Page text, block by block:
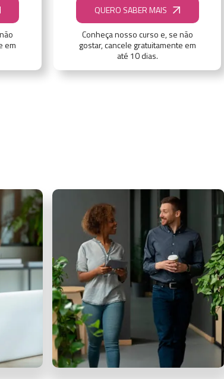
em
QUERO SABER MAIS
Conheça nosso curso e, se não
gostar, cancele gratuitamente em
até 10 dias.